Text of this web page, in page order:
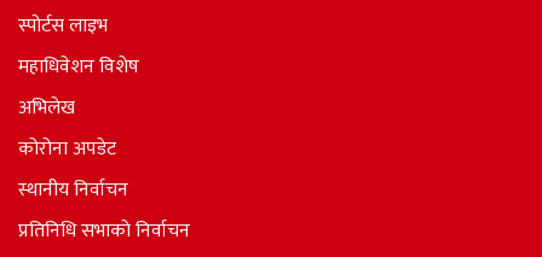
ईन्टरटेनमेन्ट लाइभ
स्पोर्टस लाइभ
महाधिवेशन विशेष
अभिलेख
कोरोना अपडेट
स्थानीय निर्वाचन